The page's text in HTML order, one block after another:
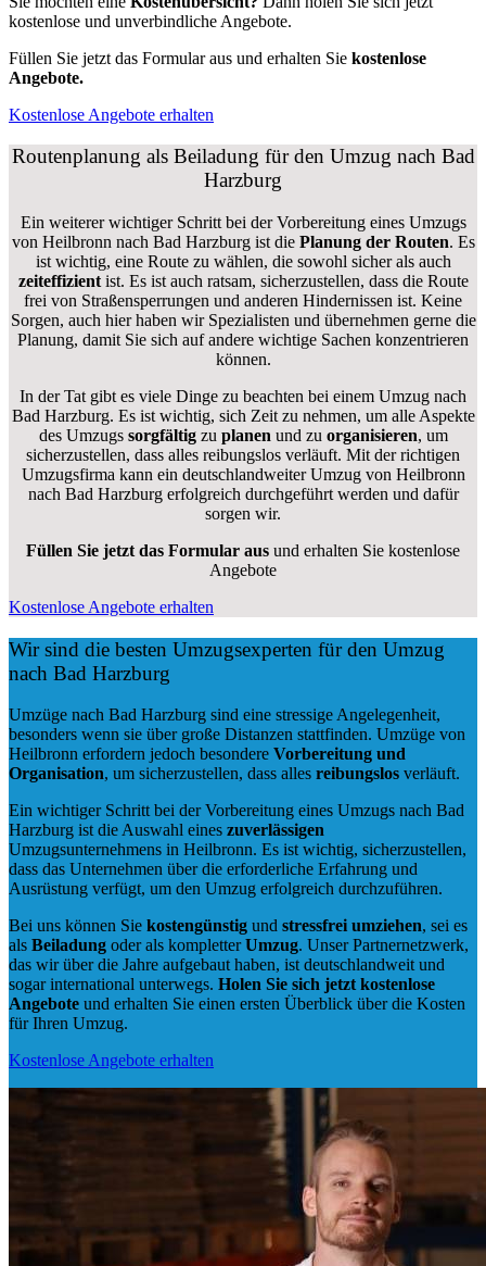
kostenlose und unverbindliche Angebote.
Füllen Sie jetzt das Formular aus und erhalten Sie kostenlose
Angebote.
Kostenlose Angebote erhalten
Routenplanung als Beiladung für den Umzug nach Bad
Harzburg
Ein weiterer wichtiger Schritt bei der Vorbereitung eines Umzugs
von Heilbronn nach Bad Harzburg ist diePlanung der Routen. Es
ist wichtig, eine Route zu wählen, die sowohl sicher als auch
zeiteffizientist. Es ist auch ratsam, sicherzustellen, dass die Route
frei von Straßensperrungen und anderen Hindernissen ist. Keine
Sorgen, auch hier haben wir Spezialisten und übernehmen gerne die
Planung, damit Sie sich auf andere wichtige Sachen konzentrieren
können.
In der Tat gibt es viele Dinge zu beachten bei einem Umzug nach
Bad Harzburg. Es ist wichtig, sich Zeit zu nehmen, um alle Aspekte
des Umzugs sorgfältigzu planen und zu organisieren, um
sicherzustellen, dass alles reibungslos verläuft. Mit der richtigen
Umzugsfirma kann ein deutschlandweiter Umzug von Heilbronn
nach Bad Harzburg erfolgreich durchgeführt werden und dafür
sorgen wir.
Füllen Sie jetzt das Formular aus und erhalten Sie kostenlose
Angebote
Kostenlose Angebote erhalten
Wir sind die besten Umzugsexperten für den Umzug
nach Bad Harzburg
Umzüge nach Bad Harzburg sind eine stressige Angelegenheit,
besonders wenn sie über große Distanzen stattfinden. Umzüge von
Heilbronn erfordern jedoch besondere Vorbereitung und
Organisation, um sicherzustellen, dass alles reibungslos verläuft.
Ein wichtiger Schritt bei der Vorbereitung eines Umzugs nach Bad
Harzburg ist die Auswahl eines zuverlässigen
Umzugsunternehmens in Heilbronn. Es ist wichtig, sicherzustellen,
dass das Unternehmen über die erforderliche Erfahrung und
Ausrüstung verfügt, um den Umzug erfolgreich durchzuführen.
Bei uns können Sie kostengünstig und stressfrei umziehen, sei es
als Beiladung oder als kompletterUmzug. Unser Partnernetzwerk,
das wir über die Jahre aufgebaut haben, ist deutschlandweit und
sogar international unterwegs. Holen Sie sich jetzt kostenlose
Angebote und erhalten Sie einen ersten Überblick über die Kosten
für Ihren Umzug.
Kostenlose Angebote erhalten